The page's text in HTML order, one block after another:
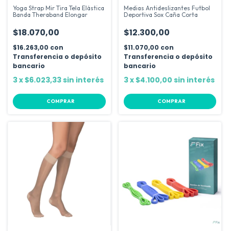
Yoga Strap Mir Tira Tela Elástica
Banda Theraband Elongar
$18.070,00
$16.263,00 con
Transferencia o depósito
bancario
3x $6.023,33sin interés
COMPRAR
Medias Antideslizantes Futbol
Deportiva Sox Caña Corta
$12.300,00
$11.070,00 con
Transferencia o depósito
bancario
3x $4.100,00 sin interés
COMPRAR